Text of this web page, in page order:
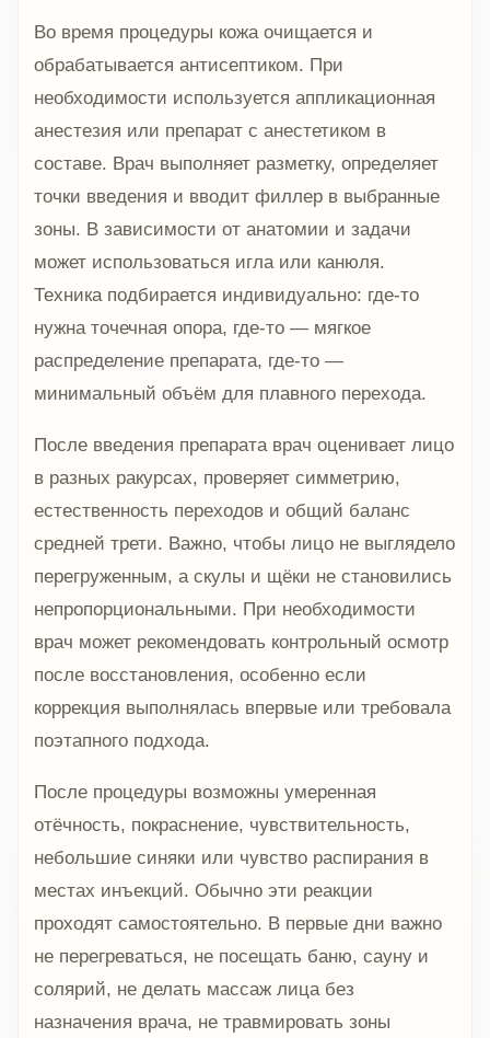
Во время процедуры кожа очищается и
обрабатывается антисептиком. При
необходимости используется аппликационная
анестезия или препарат с анестетиком в
составе. Врач выполняет разметку, определяет
точки введения и вводит филлер в выбранные
зоны. В зависимости от анатомии и задачи
может использоваться игла или канюля.
Техника подбирается индивидуально: где-то
нужна точечная опора, где-то — мягкое
распределение препарата, где-то —
минимальный объём для плавного перехода.
После введения препарата врач оценивает лицо
в разных ракурсах, проверяет симметрию,
естественность переходов и общий баланс
средней трети. Важно, чтобы лицо не выглядело
перегруженным, а скулы и щёки не становились
непропорциональными. При необходимости
врач может рекомендовать контрольный осмотр
после восстановления, особенно если
коррекция выполнялась впервые или требовала
поэтапного подхода.
После процедуры возможны умеренная
отёчность, покраснение, чувствительность,
небольшие синяки или чувство распирания в
местах инъекций. Обычно эти реакции
проходят самостоятельно. В первые дни важно
не перегреваться, не посещать баню, сауну и
солярий, не делать массаж лица без
назначения врача, не травмировать зоны